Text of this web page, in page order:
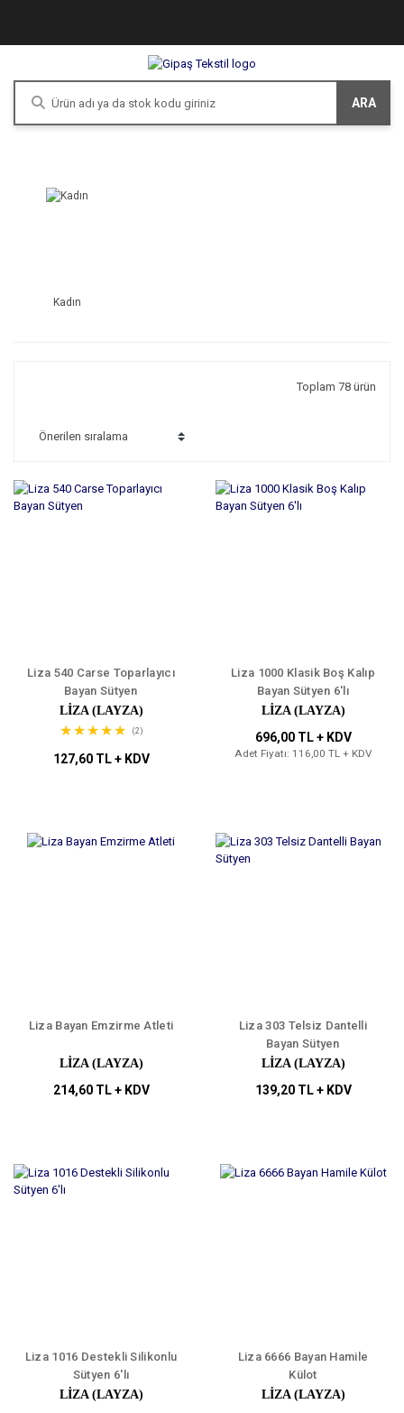
ARA
Kadın
Toplam 78 ürün
Liza 540 Carse Toparlayıcı
Bayan Sütyen
LIZA (LAYZA)
(2)
127,60 TL + KDV
Liza 1000 Klasik Boş Kalıp
Bayan Sütyen 6'lı
LIZA (LAYZA)
696,00 TL + KDV
Adet Fiyatı: 116,00 TL + KDV
Liza Bayan Emzirme Atleti
LIZA (LAYZA)
214,60 TL + KDV
Liza 303 Telsiz Dantelli
Bayan Sütyen
LIZA (LAYZA)
139,20 TL + KDV
Liza 1016 Destekli Silikonlu
Sütyen 6'lı
LIZA (LAYZA)
Liza 6666 Bayan Hamile
Külot
LIZA (LAYZA)